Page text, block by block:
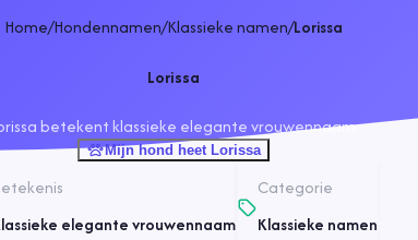
Home/Hondennamen/Klassieke namen/Lorissa
Lorissa
betekent klassieke elegante vrouwennaam.
Mijn hond heet Lorissa
elegante vrouwennaam
Categorie
Klassieke namen